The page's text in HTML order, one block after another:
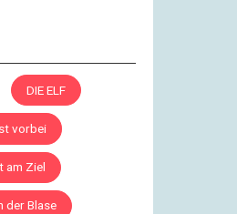
DIE ELF
vorbei
am Ziel
der Blase